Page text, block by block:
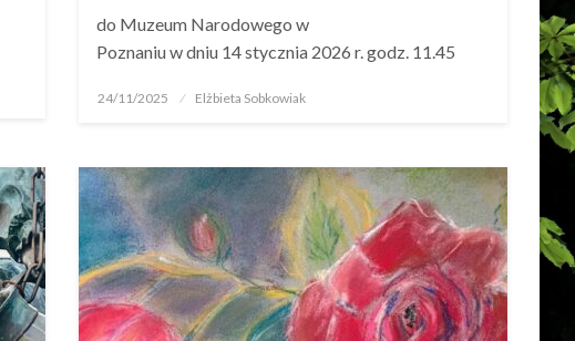
do Muzeum Narodowego w
Poznaniu w dniu 14 stycznia 2026 r. godz. 11.45
24/11/2025 Elżbieta Sobkowiak